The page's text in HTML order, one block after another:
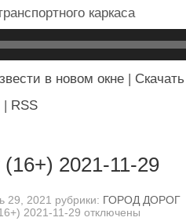
каркаса
в новом окне | Скачать
| RSS
(16+) 2021-11-29
29, 2021 рубрики: ГОРОД ДОРОГ
2021-11-29 отключены